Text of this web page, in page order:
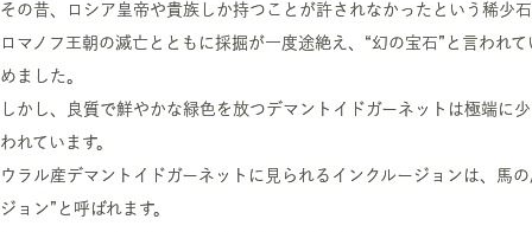
その昔、ロシア皇帝や貴族しか持つことが許されなかったという稀少
ロマノフ王朝の滅亡とともに採掘が一度途絶え、“幻の宝石”と言われ
めました。
しかし、良質で鮮やかな緑色を放つデマントイドガーネットは極端に
われています。
ウラル産デマントイドガーネットに見られるインクルージョンは、馬
ジョン”と呼ばれます。